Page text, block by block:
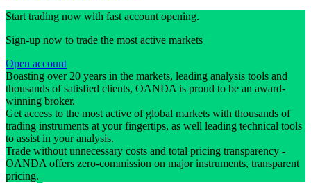
Start trading now with fast account opening.
Sign-up now to trade the most active markets
Open account
Boasting over 20 years in the markets, leading analysis tools and
thousands of satisfied clients, OANDA is proud to be an award-
winning broker.
Get access to the most active of global markets with thousands of
trading instruments at your fingertips, as well leading technical tools
to assist in your analysis.
Trade without unnecessary costs and total pricing transparency -
OANDA offers zero-commission on major instruments, transparent
pricing.